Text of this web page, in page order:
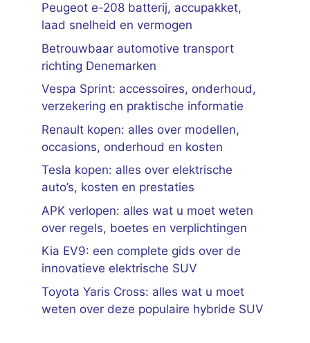
Peugeot e-208 batterij, accupakket,
laad snelheid en vermogen
Betrouwbaar automotive transport
richting Denemarken
Vespa Sprint: accessoires, onderhoud,
verzekering en praktische informatie
Renault kopen: alles over modellen,
occasions, onderhoud en kosten
Tesla kopen: alles over elektrische
auto’s, kosten en prestaties
APK verlopen: alles wat u moet weten
over regels, boetes en verplichtingen
Kia EV9: een complete gids over de
innovatieve elektrische SUV
Toyota Yaris Cross: alles wat u moet
weten over deze populaire hybride SUV